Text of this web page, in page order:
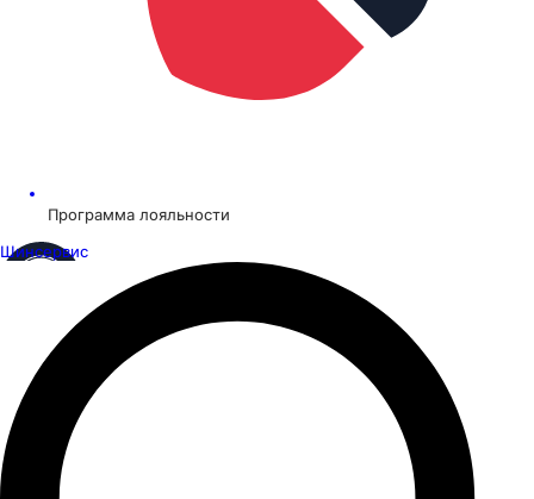
Программа лояльности
Шинсервис